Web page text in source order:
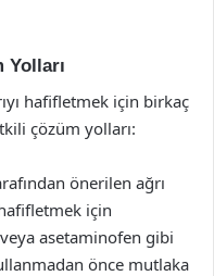
Yolları
hafifletmek için birkaç
çözüm yolları:
önerilen ağrı
için
asetaminofen gibi
önce mutlaka